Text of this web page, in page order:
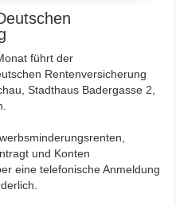
führt der
Rentenversicherung
Stadthaus Badergasse 2,
und Konten
eine telefonische Anmeldung